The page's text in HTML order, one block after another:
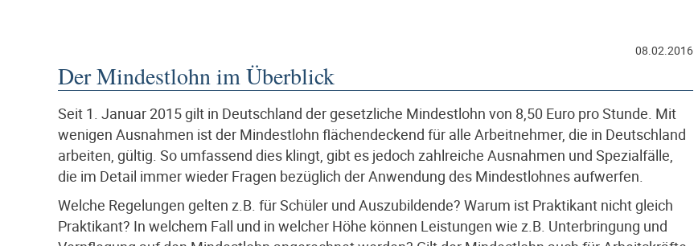
08.02.2016
Der Mindestlohn im Überblick
Seit 1. Januar 2015 gilt in Deutschland der gesetzliche Mindestlohn von 8,50 Euro pro Stunde. Mit
wenigen Ausnahmen ist der Mindestlohn flächendeckend für alle Arbeitnehmer, die in Deutschland
arbeiten, gültig. So umfassend dies klingt, gibt es jedoch zahlreiche Ausnahmen und Spezialfälle,
die im Detail immer wieder Fragen bezüglich der Anwendung des Mindestlohnes aufwerfen.
Welche Regelungen gelten z.B. für Schüler und Auszubildende? Warum ist Praktikant nicht gleich
Praktikant? In welchem Fall und in welcher Höhe können Leistungen wie z.B. Unterbringung und